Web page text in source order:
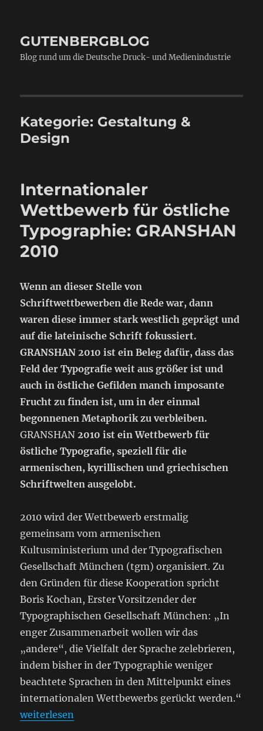
GUTENBERGBLOG
Blog rund um die Deutsche Druck- und Medienindustrie
Kategorie: Gestaltung &
Design
Internationaler
Wettbewerb für östliche
Typographie: GRANSHAN
2010
Wenn an dieser Stelle von
Schriftwettbewerben die Rede war, dann
waren diese immer stark westlich geprägt und
auf die lateinische Schrift fokussiert.
GRANSHAN 2010 ist ein Beleg dafür, dass das
Feld der Typografie weit aus größer ist und
auch in östliche Gefilden manch imposante
Frucht zu finden ist, um in der einmal
begonnenen Metaphorik zu verbleiben.
GRANSHAN 2010 ist ein Wettbewerb für
östliche Typografie, speziell für die
armenischen, kyrillischen und griechischen
Schriftwelten ausgelobt.
2010 wird der Wettbewerb erstmalig
gemeinsam vom armenischen
Kultusministerium und der Typografischen
Gesellschaft München (tgm) organisiert. Zu
den Gründen für diese Kooperation spricht
Boris Kochan, Erster Vorsitzender der
Typographischen Gesellschaft München: „In
enger Zusammenarbeit wollen wir das
„andere“, die Vielfalt der Sprache zelebrieren,
indem bisher in der Typographie weniger
beachtete Sprachen in den Mittelpunkt eines
internationalen Wettbewerbs gerückt werden.“
„Internationaler Wettbewerb für östliche
weiterlesen